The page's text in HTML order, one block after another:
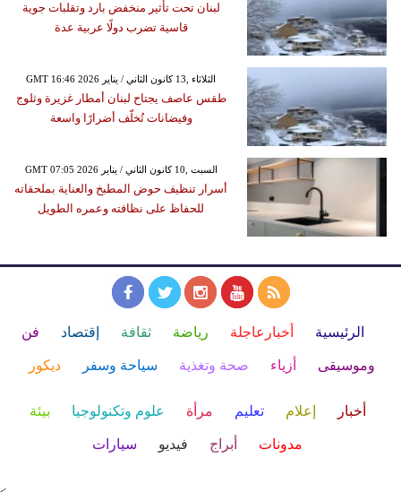
لبنان تحت تأثير منخفض بارد وتقلبات جوية
قاسية تضرب دولًا عربية عدة
GMT 16:46 2026 الثلاثاء ,13 كانون الثاني / يناير
طقس عاصف يجتاح لبنان أمطار غزيرة وثلوج
وفيضانات تُخلّف أضرارًا واسعة
GMT 07:05 2026 السبت ,10 كانون الثاني / يناير
أسرار تنظيف حوض المطبخ والعناية بملحقاته
للحفاظ على نظافته وعمره الطويل
الرئيسية أخبارعاجلة رياضة ثقافة إقتصاد فن
وموسيقى أزياء صحة وتغذية سياحة وسفر ديكور
أخبار إعلام تعليم مرأة علوم وتكنولوجيا بيئة
مدونات أبراج فيديو سيارات